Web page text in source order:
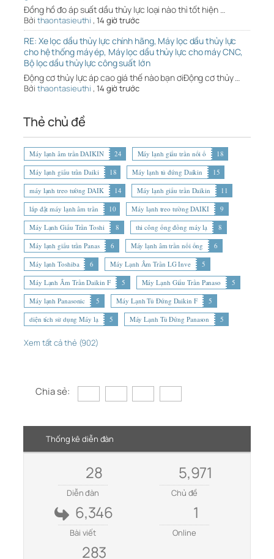
Đồng hồ đo áp suất dầu thủy lực loại nào thì tốt hiện …
Bởi thaontasieuthi , 14 giờ trước
RE: Xe lọc dầu thủy lực chính hãng, Máy lọc dầu thủy lực
cho hệ thống máy ép, Máy lọc dầu thủy lực cho máy CNC,
Bộ lọc dầu thủy lực công suất lớn
Động cơ thủy lực áp cao giá thế nào bạn ơiĐộng cơ thủy …
Bởi thaontasieuthi , 14 giờ trước
Thẻ chủ đề
Máy lạnh âm trần DAIKIN 24 Máy lạnh giấu trần nối ố
18
Máy lạnh giấu trần Daiki
18 Máy lạnh tủ đứng Daikin
15
máy lạnh treo tường DAIK
14 Máy lạnh giấu trần Daikin
11
lắp đặt máy lạnh âm trần
10 Máy lạnh treo tường DAIKI
9
Máy Lạnh Giấu Trần Toshi
8 thi công ống đồng máy lạ
8
Máy lạnh giấu trần Panas
6 Máy lạnh âm trần nối ống
6
Máy lạnh Toshiba
6 Máy Lạnh Âm Trần LG Inve
5
Máy Lạnh Âm Trần Daikin F
5 Máy Lạnh Giấu Trần Panaso
5
Máy lạnh Panasonic
5 Máy Lạnh Tủ Đứng Daikin F
5
diện tích sử dụng Máy lạ
5 Máy Lạnh Tủ Đứng Panason 5
Xem tất cả thẻ (902)
Chia sẻ:
Thống kê diễn đàn
28
Diễn đàn
5,971
Chủ đề
6,346
Bài viết
1
Online
283